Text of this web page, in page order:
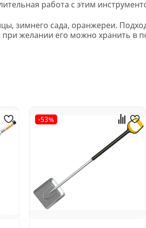
работа с этим
зимнего сада, оранжереи.
желании его можно хранить в
-53%